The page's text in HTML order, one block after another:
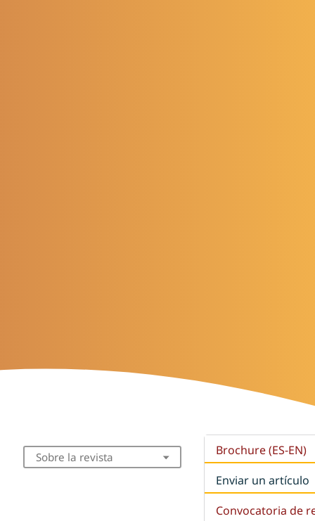
Sobre la revista
Brochure (ES-EN)
Enviar un artículo
Convocatoria de